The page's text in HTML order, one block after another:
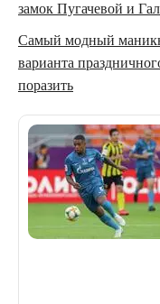
замок Пугачевой и
Самый модный
варианта
поразить